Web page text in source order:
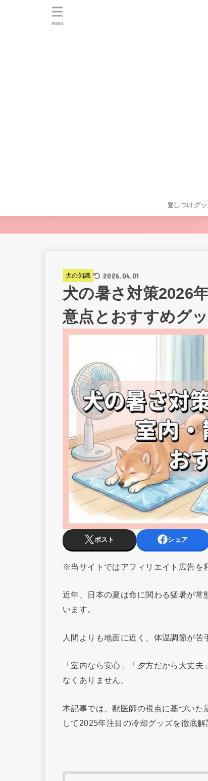
しつけグ
MENU
犬の知識 2026.04.01
犬の暑さ対策2026
意点とおすすめグ
ポスト シェア
※当サイトではアフィリエイト広告を
近年、日本の夏は命に関わる猛暑が
います。
人間よりも地面に近く、体温調節が苦
「室内なら安心」「夕方だから大丈
なくありません。
本記事では、獣医師の視点に基づい
して2025年注目の冷却グッズを徹底解